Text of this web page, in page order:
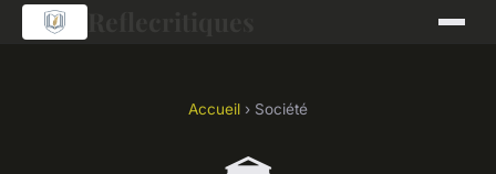
Accueil › Société